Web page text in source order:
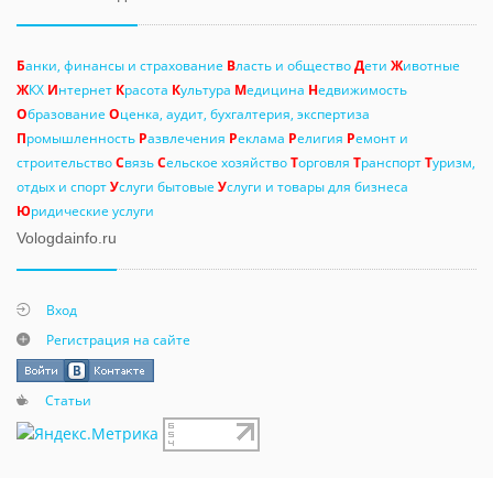
Банки, финансы и страхование Власть и обществоДети Животные
ЖКХ Интернет Красота Культура Медицина Недвижимость
Образование Оценка, аудит, бухгалтерия, экспертиза
Промышленность Развлечения Реклама Религия Ремонт и
строительствоСвязьСельское хозяйствоТорговля ТранспортТуризм,
отдых и спортУслуги бытовые Услуги и товары для бизнеса
Юридические услуги
Vologdainfo.ru
Вход
Регистрация на сайте
Статьи